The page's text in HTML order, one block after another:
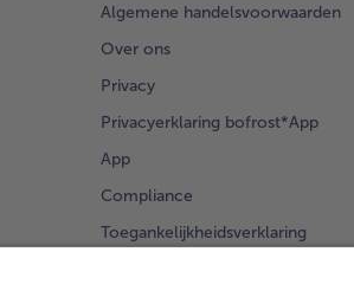
Algemene handelsvoorwaarden
Over ons
Privacy
Privacyerklaring bofrost*App
App
Compliance
Toegankelijkheidsverklaring